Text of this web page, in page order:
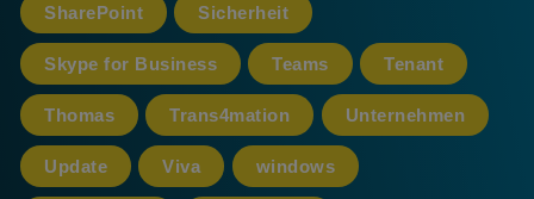
SharePoint Sicherheit
Skype for Business Teams Tenant
Thomas Trans4mation Unternehmen
Update Viva windows